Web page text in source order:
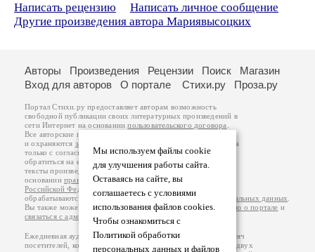
Написать рецензию
Написать личное сообщение
Другие произведения автора Мариявысоцких
Мы используем файлы cookie
для улучшения работы сайта.
Оставаясь на сайте, вы
соглашаетесь с условиями
использования файлов cookies.
Чтобы ознакомиться с
Политикой обработки
персональных данных и файлов
Авторы Произведения Рецензии Поиск
Магазин
Вход для авторов
О портале Стихи.ру Проза.ру
Портал Стихи.ру предоставляет авторам возможность
свободной публикации своих литературных произведений в
сети Интернет на основаниипользовательского договора
Все авторские права на произведения принадлежат авторам
и охраняются законом
. Перепечатка произведений возможна
только с согласия его автора, к которому вы можете
обратиться на его авторской странице. Ответственность за
тексты произведений авторы несут самостоятельно на
основанииправил публикацииизаконодательства
Российской Федерации
обрабатываются на основанииПолитики обработки персональных данных
Вы также можете посмотреть более подробнуюинформацию о портале и
связаться с администрацией
Ежедневная аудитория портала Стихи.ру – порядка 200 тысяч
посетителей, которые в общей сумме просматривают более двух